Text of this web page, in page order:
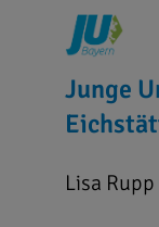
Junge
Lisa